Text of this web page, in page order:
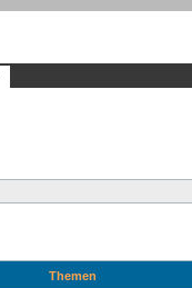
Themen